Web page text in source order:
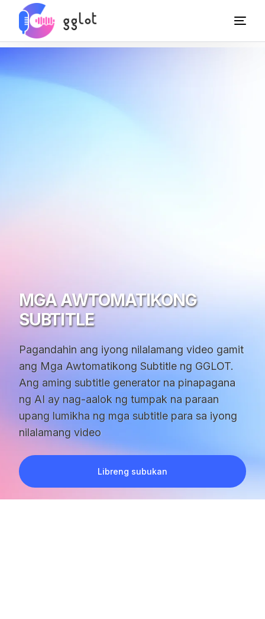
MGA AWTOMATIKONG
SUBTITLE
Pagandahin ang iyong nilalamang video gamit
ang Mga Awtomatikong Subtitle ng GGLOT.
Ang aming subtitle generator na pinapagana
ng AI ay nag-aalok ng tumpak na paraan
upang lumikha ng mga subtitle para sa iyong
nilalamang video
Libreng subukan